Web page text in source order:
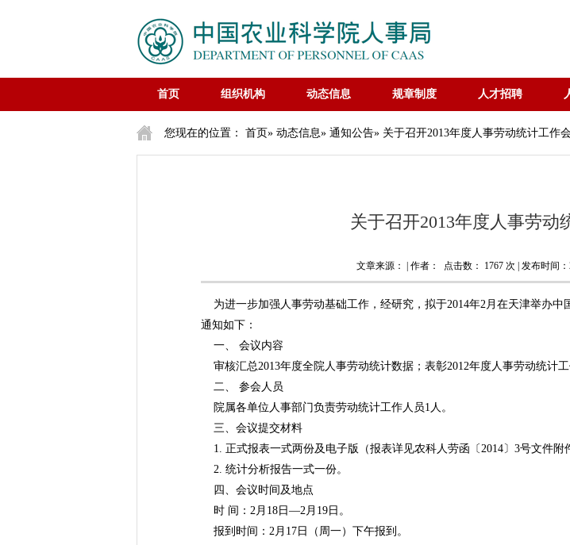
首页 组织机构 动态信息 规章制度 人才招聘
您现在的位置： 首页» 动态信息» 通知公告» 关于召开2013年度人事劳动统计工作
关于召开2013年度人事劳动
文章来源： | 作者： 点击数： 1767 次 | 发布时间
为进一步加强人事劳动基础工作，经研究，拟于2014年2月在天津举办中
通知如下：
一、 会议内容
审核汇总2013年度全院人事劳动统计数据；表彰2012年度人事劳动统计工
二、 参会人员
院属各单位人事部门负责劳动统计工作人员1人。
三、会议提交材料
1. 正式报表一式两份及电子版（报表详见农科人劳函〔2014〕3号文件附
2. 统计分析报告一式一份。
四、会议时间及地点
时 间：2月18日—2月19日。
报到时间：2月17日（周一）下午报到。